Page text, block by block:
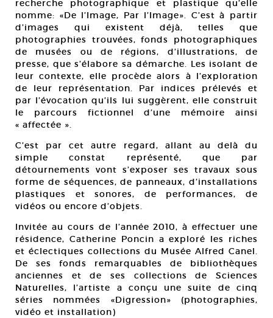
recherche photographique et plastique qu’elle
nomme: «De l’Image, Par l’Image». C’est à partir
d’images qui existent déjà, telles que
photographies trouvées, fonds photographiques
de musées ou de régions, d’illustrations, de
presse, que s’élabore sa démarche. Les isolant de
leur contexte, elle procède alors à l’exploration
de leur représentation. Par indices prélevés et
par l’évocation qu’ils lui suggèrent, elle construit
le parcours fictionnel d’une mémoire ainsi
« affectée ».
C’est par cet autre regard, allant au delà du
simple constat représenté, que par
détournements vont s’exposer ses travaux sous
forme de séquences, de panneaux, d’installations
plastiques et sonores, de performances, de
vidéos ou encore d’objets.
Invitée au cours de l’année 2010, à effectuer une
résidence, Catherine Poncin a exploré les riches
et éclectiques collections du Musée Alfred Canel.
De ses fonds remarquables de bibliothèques
anciennes et de ses collections de Sciences
Naturelles, l’artiste a conçu une suite de cinq
séries nommées «Digression» (photographies,
vidéo et installation)